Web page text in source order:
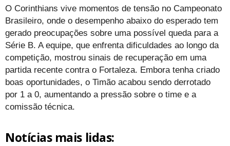
O Corinthians vive momentos de tensão no Campeonato
Brasileiro, onde o desempenho abaixo do esperado tem
gerado preocupações sobre uma possível queda para a
Série B. A equipe, que enfrenta dificuldades ao longo da
competição, mostrou sinais de recuperação em uma
partida recente contra o Fortaleza. Embora tenha criado
boas oportunidades, o Timão acabou sendo derrotado
por 1 a 0, aumentando a pressão sobre o time e a
comissão técnica.
Notícias mais lidas: